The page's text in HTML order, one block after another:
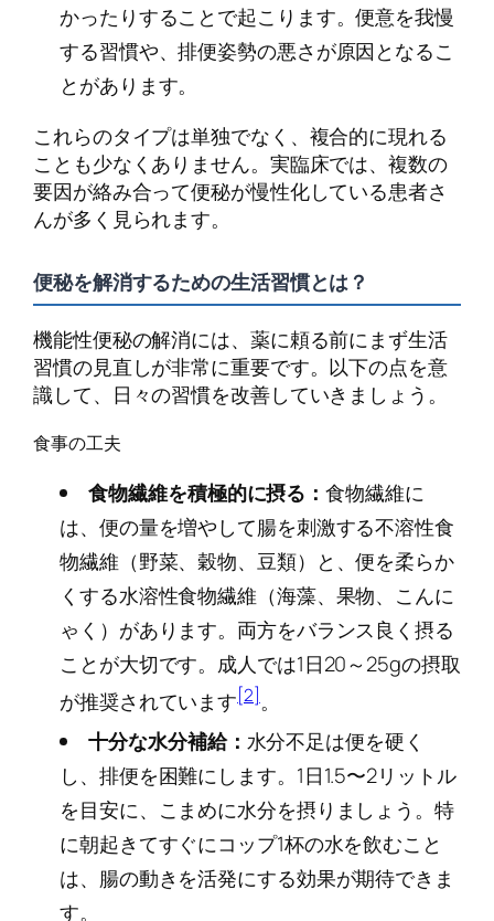
かったりすることで起こります。便意を我慢
する習慣や、排便姿勢の悪さが原因となるこ
とがあります。
これらのタイプは単独でなく、複合的に現れる
ことも少なくありません。実臨床では、複数の
要因が絡み合って便秘が慢性化している患者さ
んが多く見られます。
便秘を解消するための生活習慣とは？
機能性便秘の解消には、薬に頼る前にまず生活
習慣の見直しが非常に重要です。以下の点を意
識して、日々の習慣を改善していきましょう。
食事の工夫
食物繊維を積極的に摂る：食物繊維に
は、便の量を増やして腸を刺激する不溶性食
物繊維（野菜、穀物、豆類）と、便を柔らか
くする水溶性食物繊維（海藻、果物、こんに
ゃく）があります。両方をバランス良く摂る
ことが大切です。成人では1日20～25gの摂取
が推奨されています[2]。
十分な水分補給： 水分不足は便を硬く
し、排便を困難にします。1日1.5〜2リットル
を目安に、こまめに水分を摂りましょう。特
に朝起きてすぐにコップ1杯の水を飲むこと
は、腸の動きを活発にする効果が期待できま
す。